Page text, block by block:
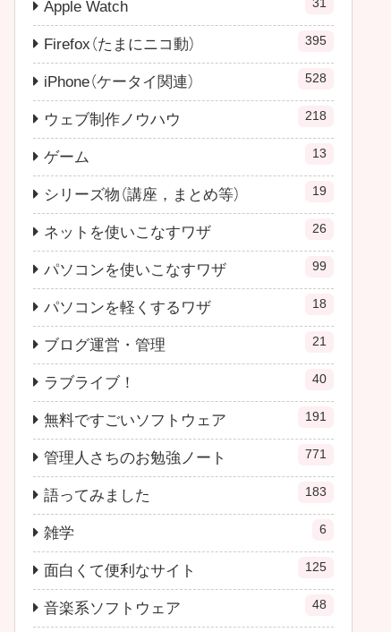
Apple Watch 31
Firefox（たまにニコ動） 395
iPhone（ケータイ関連） 528
ウェブ制作ノウハウ 218
ゲーム 13
シリーズ物（講座，まとめ等） 19
ネットを使いこなすワザ 26
パソコンを使いこなすワザ 99
パソコンを軽くするワザ 18
ブログ運営・管理 21
ラブライブ！ 40
無料ですごいソフトウェア 191
管理人さちのお勉強ノート 771
語ってみました 183
雑学 6
面白くて便利なサイト 125
音楽系ソフトウェア 48